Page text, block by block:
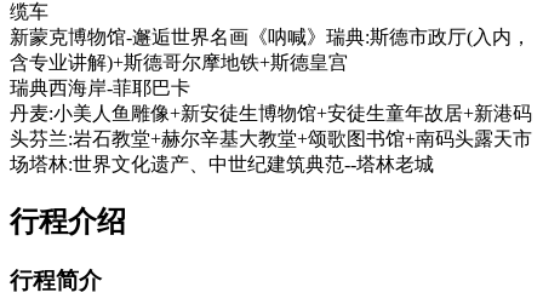
缆车
新蒙克博物馆-邂逅世界名画《呐喊》瑞典:斯德市政厅(入内，
含专业讲解)+斯德哥尔摩地铁+斯德皇宫
瑞典西海岸-菲耶巴卡
丹麦:小美人鱼雕像+新安徒生博物馆+安徒生童年故居+新港码
头芬兰:岩石教堂+赫尔辛基大教堂+颂歌图书馆+南码头露天市
场塔林:世界文化遗产、中世纪建筑典范--塔林老城
行程介绍
行程简介